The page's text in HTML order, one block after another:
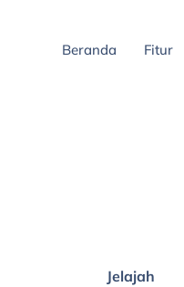
Beranda Fitur
Jelajah